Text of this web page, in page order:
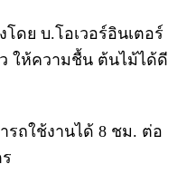
ดย บ.โอเวอร์อินเตอร์
ให้ความชื้น ต้นไม้ได้ดี
ถใช้งานได้ 8 ชม. ต่อ